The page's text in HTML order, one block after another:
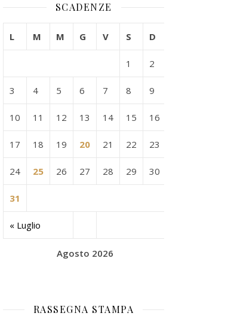
SCADENZE
Agosto 2026
L M M G V S D
« Luglio
1 2
3 4 5 6 7 8 9
10 11 12 13 14 15 16
17 18 19 20 21 22 23
24 25 26 27 28 29 30
31
RASSEGNA STAMPA